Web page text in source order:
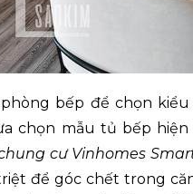
bếp để chọn
chọn mẫu tủ bếp hiện
cư Vinhomes
để góc chết trong